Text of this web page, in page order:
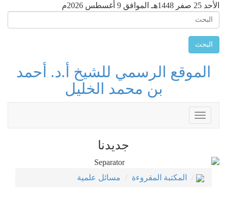
الأحد 25 صفر 1448هـ الموافق 9 أغسطس 2026م
البحث
الموقع الرسمي للشيخ أ.د. أحمد
بن محمد الخليل
Toggle
navigation
جديدنا
المكتبة المقروءة مسائل علمية